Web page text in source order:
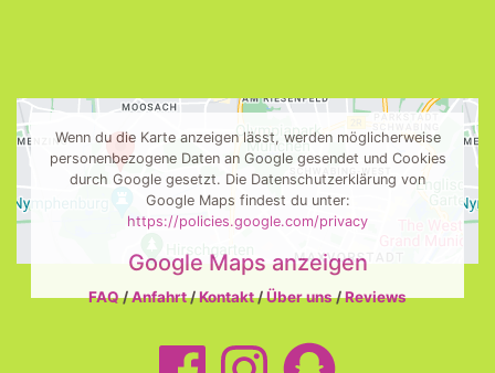
Wenn du die Karte anzeigen lässt, werden möglicherweise
personenbezogene Daten an Google gesendet und Cookies
durch Google gesetzt. Die Datenschutzerklärung von
Google Maps findest du unter:
https://policies.google.com/privacy
Google Maps anzeigen
FAQ/Anfahrt/Kontakt/Über uns/Reviews